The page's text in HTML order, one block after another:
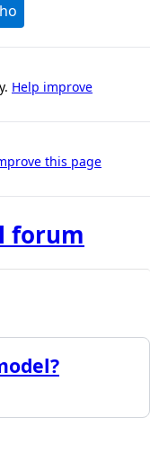
Help improve
this page
forum